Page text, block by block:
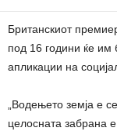
Британскиот
под 16 години ќе им
апликации на
„Водењето земја е
целосната забрана